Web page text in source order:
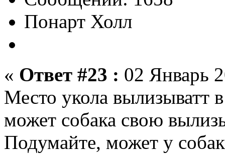
Понарт Холл
« Ответ #23 : 02 Январь
Место укола вылизыватт
может собака свою
Подумайте, может у